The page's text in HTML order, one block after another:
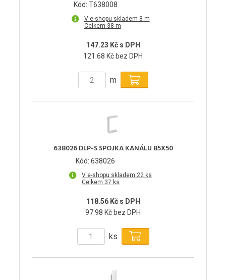
Kód: T638008
V e-shopu skladem 8 m
Celkem 38 m
147.23 Kč s DPH
121.68 Kč bez DPH
m
638026 DLP-S SPOJKA KANÁLU 85X50
Kód: 638026
V e-shopu skladem 22 ks
Celkem 37 ks
118.56 Kč s DPH
97.98 Kč bez DPH
ks